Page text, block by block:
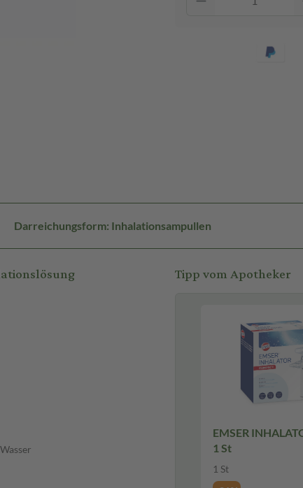
Darreichungsform: Inhalationsampullen
Tipp vom Apotheker
EMSER
1 St
1 St